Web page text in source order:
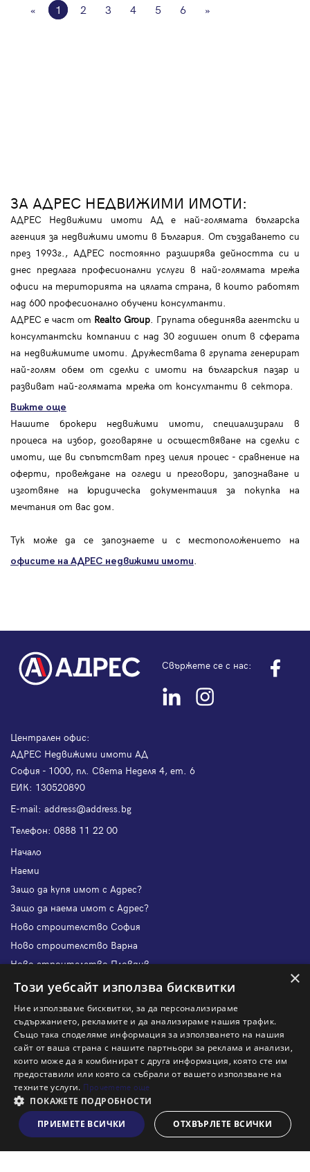
Виж на картата
« 1 2 3 4 5 6 »
ЗА АДРЕС НЕДВИЖИМИ ИМОТИ:
АДРЕС Недвижими имоти АД е най-голямата българска
агенция за недвижими имоти в България. От създаването си
през 1993г., АДРЕС постоянно разширява дейността си и
днес предлага професионални услуги в най-голямата мрежа
офиси на територията на цялата страна, в които работят
над 600 професионално обучени консултанти.
АДРЕС е част от Realto Group . Групата обединява агентски и
консултантски компании с над 30 годишен опит в сферата
на недвижимите имоти. Дружествата в групата генерират
най-голям обем от сделки с имоти на българския пазар и
развиват най-голямата мрежа от консултанти в сектора.
Вижте още
Нашите брокери недвижими имоти, специализирали в
процеса на избор, договаряне и осъществяване на сделки с
имоти, ще ви съпътстват през целия процес - сравнение на
оферти, провеждане на огледи и преговори, запознаване и
изготвяне на юридическа документация за покупка на
мечтания от вас дом.
Тук може да се запознаете и с местоположението на
офисите на АДРЕС недвижими имоти
Свържете се с нас:
Централен офис:
АДРЕС Недвижими имоти АД
София - 1000, пл. Света Неделя 4, ет. 6
ЕИК: 130520890
Е-mail: address@address.bg
Телефон: 0888 11 22 00
Начало
Наеми
Защо да купя имот с Адрес?
Защо да наема имот с Адрес?
Ново строителство София
Ново строителство Варна
Ново строителство Пловдив
Ново строителство Бургас
Защо да отдам имот с Адрес?
Наши офиси
Кариери
Кои сме ние?
Франчайз
Блог
Искаш ли да получаваш актуална информация за пазара
на недвижими имоти?
×
Този уебсайт използва бисквитки
Ние използваме бисквитки, за да персонализираме
съдържанието, рекламите и да анализираме нашия трафик.
Също така споделяме информация за използването на нашия
сайт от ваша страна с нашите партньори за реклама и анализи,
които може да я комбинират с друга информация, която сте им
предоставили или която са събрали от вашето използване на
техните услуги. Прочетете още
ПОКАЖЕТЕ ПОДРОБНОСТИ
ПРИЕМЕТЕ ВСИЧКИ
ОТХВЪРЛЕТЕ ВСИЧКИ